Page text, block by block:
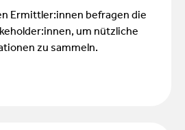
Ermittler:innen befragen die
um nützliche
zu sammeln.